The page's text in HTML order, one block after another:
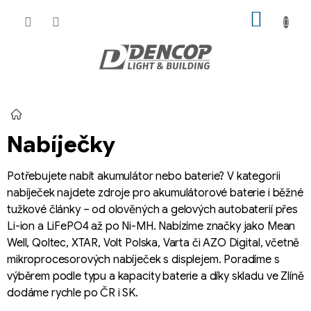
Domů
Nabíječky
Potřebujete nabít akumulátor nebo baterie? V kategorii
nabíječek najdete zdroje pro akumulátorové baterie i běžné
tužkové články – od olověných a gelových autobaterií přes
Li-ion a LiFePO4 až po Ni-MH. Nabízíme značky jako Mean
Well, Qoltec, XTAR, Volt Polska, Varta či AZO Digital, včetně
mikroprocesorových nabíječek s displejem. Poradíme s
výběrem podle typu a kapacity baterie a díky skladu ve Zlíně
dodáme rychle po ČR i SK.